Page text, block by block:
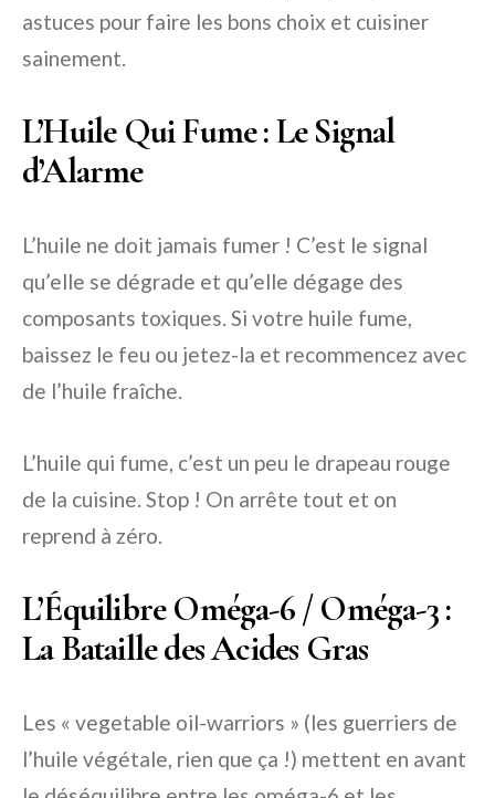
astuces pour faire les bons choix et cuisiner
sainement.
L’Huile Qui Fume : Le Signal
d’Alarme
L’huile ne doit jamais fumer ! C’est le signal
qu’elle se dégrade et qu’elle dégage des
composants toxiques. Si votre huile fume,
baissez le feu ou jetez-la et recommencez avec
de l’huile fraîche.
L’huile qui fume, c’est un peu le drapeau rouge
de la cuisine. Stop ! On arrête tout et on
reprend à zéro.
L’Équilibre Oméga-6 / Oméga-3 :
La Bataille des Acides Gras
Les « vegetable oil-warriors » (les guerriers de
l’huile végétale, rien que ça !) mettent en avant